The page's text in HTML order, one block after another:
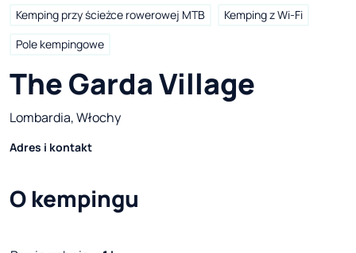
Kemping przy ścieżce rowerowej MTB
Kemping z Wi-Fi
Pole kempingowe
The Garda Village
Lombardia, Włochy
Adres i kontakt
O kempingu